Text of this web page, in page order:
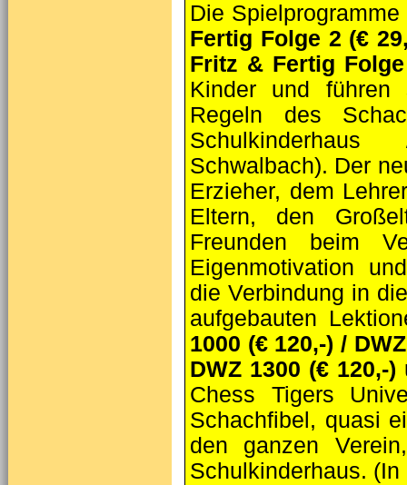
Die Spielprogramme
Fertig Folge 2 (€
Fritz & Fertig
Kinder und
Regeln des
Schulkinderhaus
Schwalbach). Der
Erzieher, dem
Eltern, den
Freunden beim
Eigenmotivation
die Verbindung in
aufgebauten
1000 (€ 120,-) /
DWZ 1300 (€ 120,-)
Chess Tigers
Schachfibel, quasi
den ganzen
Schulkinderhaus.